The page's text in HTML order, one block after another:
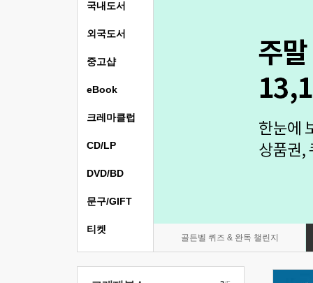
골든벨 퀴즈 & 완독 챌린지
국내도서
외국도서
중고샵
eBook
크레마클럽
CD/LP
DVD/BD
문구/GIFT
티켓